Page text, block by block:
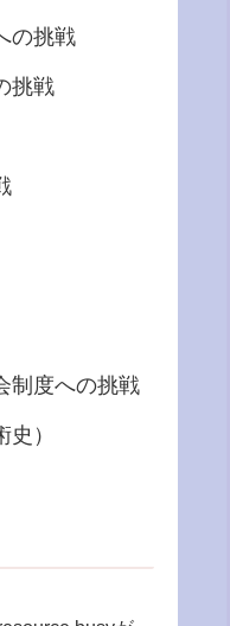
の挑戦
挑戦
制度への挑戦
）